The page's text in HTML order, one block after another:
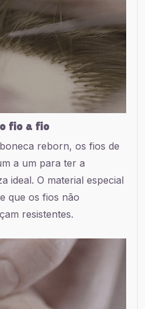
fio a fio
reborn, os fios de
a um para ter a
ideal. O material especial
que os fios não
resistentes.